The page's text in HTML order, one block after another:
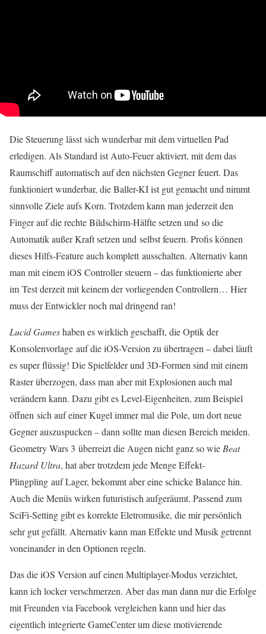
Die Steuerung lässt sich wunderbar mit dem virtuellen Pad
erledigen. Als Standard ist Auto-Feuer aktiviert, mit dem das
Raumschiff automatisch auf den nächsten Gegner feuert. Das
funktioniert wunderbar, die Baller-KI ist gut gemacht und nimmt
sinnvolle Ziele aufs Korn. Trotzdem kann man jederzeit den
Finger auf die rechte Bildschirm-Hälfte setzen und so die
Automatik außer Kraft setzen und selbst feuern. Profis können
dieses Hilfs-Feature auch komplett ausschalten. Alternativ kann
man mit einem iOS Controller steuern – das funktionierte aber
im Test derzeit mit keinem der vorliegenden Controllern… Hier
muss der Entwickler noch mal dringend ran!
Lucid Gameshaben es wirklich geschafft, die Optik der
Konsolenvorlage auf die iOS-Version zu übertragen – dabei läuft
es super flüssig! Die Spielfelder und 3D-Formen sind mit einem
Raster überzogen, dass man aber mit Explosionen auch mal
verändern kann. Dazu gibt es Level-Eigenheiten, zum Beispiel
öffnen sich auf einer Kugel immer mal die Pole, um dort neue
Gegner auszuspucken – dann sollte man diesen Bereich meiden.
Geometry Wars 3 überreizt die Augen nicht ganz so wie Beat
Hazard Ultra, hat aber trotzdem jede Menge Effekt-
Plingpling auf Lager, bekommt aber eine schicke Balance hin.
Auch die Menüs wirken futuristisch aufgeräumt. Passend zum
SciFi-Setting gibt es korrekte Eletromusike, die mir persönlich
sehr gut gefällt. Alternativ kann man Effekte und Musik getrennt
voneinander in den Optionen regeln.
Das die iOS Version auf einen Multiplayer-Modus verzichtet,
kann ich locker verschmerzen. Aber das man dann nur die Erfolge
mit Freunden via Facebook vergleichen kann und hier das
eigentlich integrierte GameCenter um diese motivierende